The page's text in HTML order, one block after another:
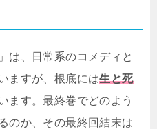
は、日常系のコメディと
ますが、根底には生と死
ます。最終巻でどのよう
のか、その最終回結末は